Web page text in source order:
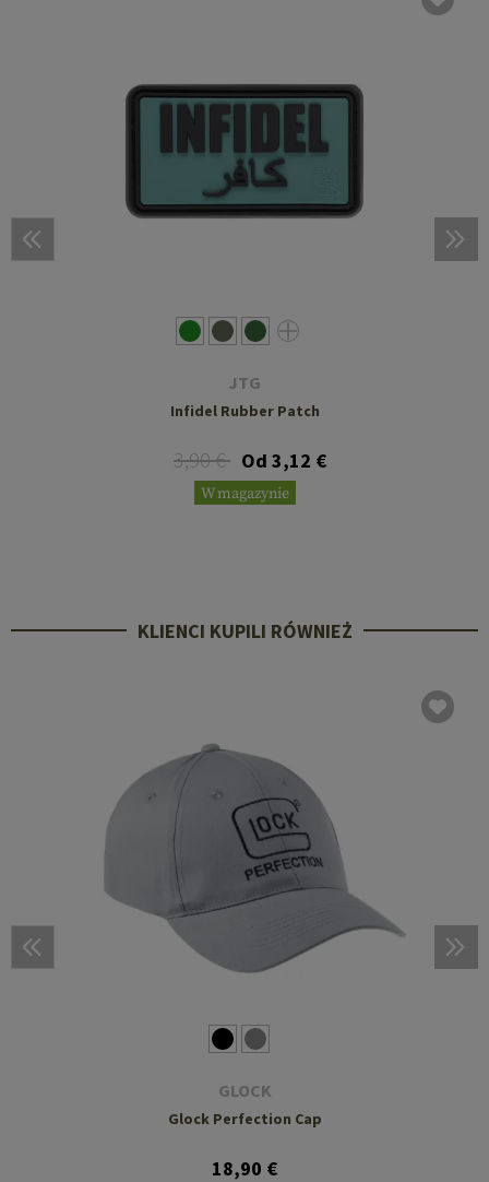
JTG
Infidel Rubber Patch
3,90 € Od 3,12 €
W magazynie
KLIENCI KUPILI RÓWNIEŻ
GLOCK
Glock Perfection Cap
18,90 €